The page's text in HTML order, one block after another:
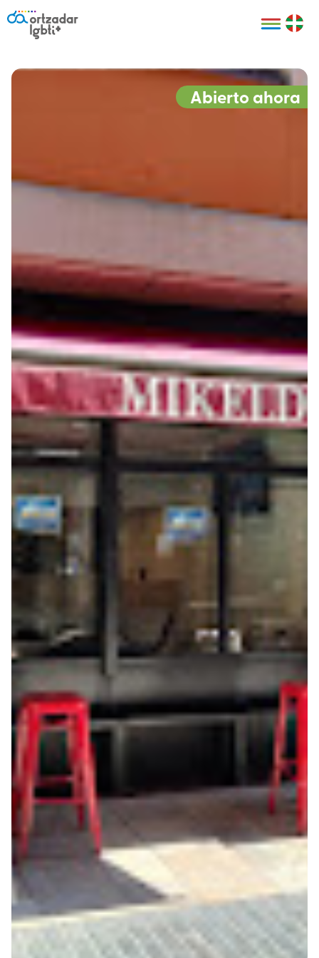
Personas
Bilbao Bizkaia
LGTBI+ Atlántica
I LGBTI+ Basque
LGTBI+
Te ayudamos
Denuncia
Mapa de Puntos
Seguros
Certificado
empresarial
Formación
cuenta
Prensa
Sala de prensa
Abierto ahora